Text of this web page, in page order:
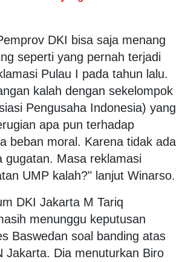
DKI bisa saja menang
seperti yang pernah terjadi
Pulau I pada tahun lalu.
kalah dengan sekelompok
Pengusaha Indonesia) yang
apa pun terhadap
beban moral. Karena tidak ada
gugatan. Masa reklamasi
UMP kalah?" lanjut Winarso.
DKI Jakarta M Tariq
menunggu keputusan
Baswedan soal banding atas
Jakarta. Dia menuturkan Biro